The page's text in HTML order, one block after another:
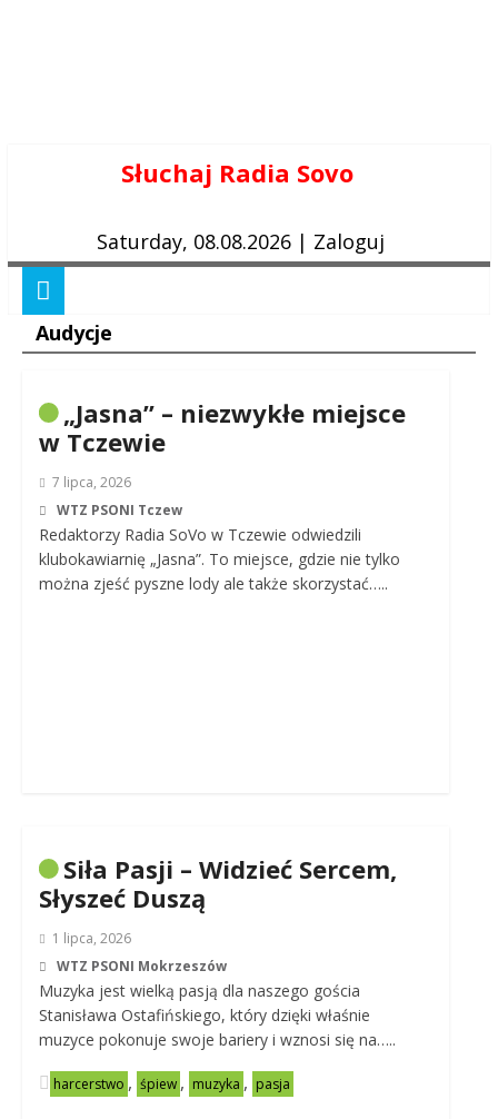
Słuchaj Radia Sovo
Saturday, 08.08.2026 | Zaloguj
Audycje
„Jasna” – niezwykłe miejsce
w Tczewie
7 lipca, 2026
WTZ PSONI Tczew
Redaktorzy Radia SoVo w Tczewie odwiedzili
klubokawiarnię „Jasna”. To miejsce, gdzie nie tylko
można zjeść pyszne lody ale także skorzystać…..
Siła Pasji – Widzieć Sercem,
Słyszeć Duszą
1 lipca, 2026
WTZ PSONI Mokrzeszów
Muzyka jest wielką pasją dla naszego gościa
Stanisława Ostafińskiego, który dzięki właśnie
muzyce pokonuje swoje bariery i wznosi się na…..
harcerstwo , śpiew , muzyka , pasja